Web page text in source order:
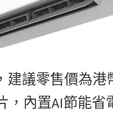
議零售價為港
，內置AI節能省